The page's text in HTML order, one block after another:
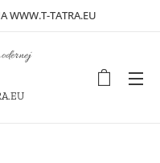
WWW.T-TATRA.EU